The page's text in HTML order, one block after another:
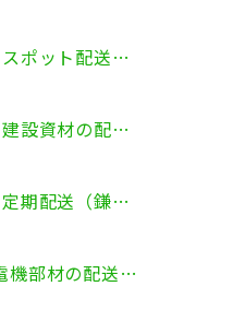
2026年7月20日スポット配送（横浜市金沢区⇒愛知県豊川市）
2026年7月15日建設資材の配送（横浜市金沢区⇒横須賀市）
2026年7月10日定期配送（鎌倉市⇔大田区）
2026年7月9日電機部材の配送（横浜市戸塚区⇒品川区）